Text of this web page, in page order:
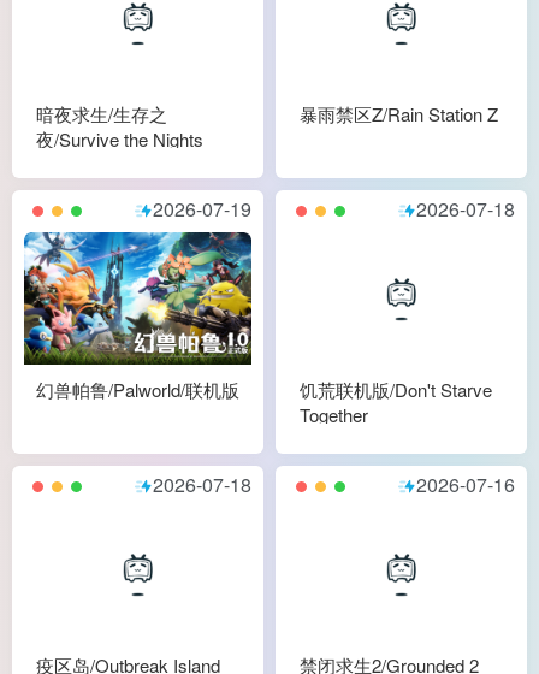
暗夜求生/生存之
夜/Survive the Nights
暴雨禁区Z/Rain Station Z
2026-07-19
幻兽帕鲁/Palworld/联机版
2026-07-18
饥荒联机版/Don't Starve
Together
2026-07-18
疫区岛/Outbreak Island
2026-07-16
禁闭求生2/Grounded 2